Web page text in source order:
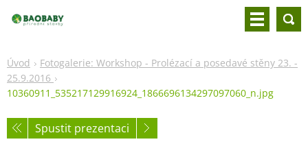
Úvod
Fotogalerie: Workshop - Prolézací a posedavé stěny 23. -
25.9.2016
10360911_535217129916924_1866696134297097060_n.jpg
Spustit prezentaci